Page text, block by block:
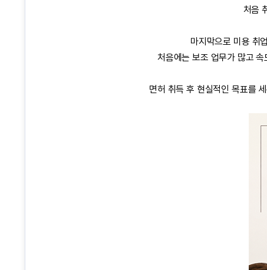
처음
마지막으로 미용 취
처음에는 보조 업무가 많고
면허 취득 후 현실적인 목표를